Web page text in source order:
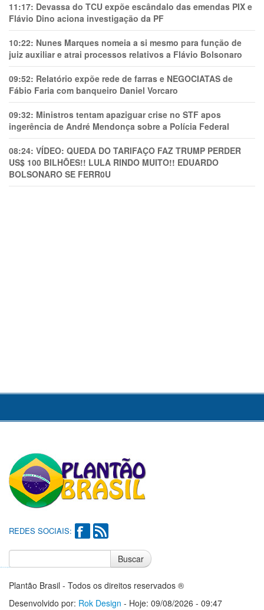
11:17: Devassa do TCU expõe escândalo das emendas PIX e
Flávio Dino aciona investigação da PF
10:22: Nunes Marques nomeia a si mesmo para função de
juiz auxiliar e atrai processos relativos a Flávio Bolsonaro
09:52: Relatório expõe rede de farras e NEGOCIATAS de
Fábio Faria com banqueiro Daniel Vorcaro
09:32: Ministros tentam apaziguar crise no STF apos
ingerência de André Mendonça sobre a Polícia Federal
08:24: VÍDEO: QUEDA DO TARIFAÇO FAZ TRUMP PERDER
US$ 100 BILHÕES!! LULA RINDO MUITO!! EDUARDO
BOLSONARO SE FERR0U
REDES SOCIAIS:
Buscar
Plantão Brasil - Todos os direitos reservados ®
Desenvolvido por: Rok Design - Hoje: 09/08/2026 - 09:47